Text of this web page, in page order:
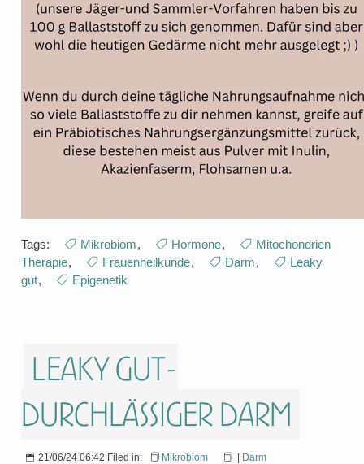
Tags: Mikrobiom, Hormone,
Mitochondrien
Therapie, Frauenheilkunde, Darm,
Leaky
gut, Epigenetik
Leaky gut-
durchlässiger Darm
21/06/24 06:42 Filed in: Mikrobiom | Darm